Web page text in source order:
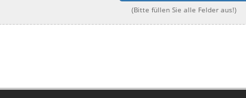
(Bitte füllen Sie alle Felder aus!)